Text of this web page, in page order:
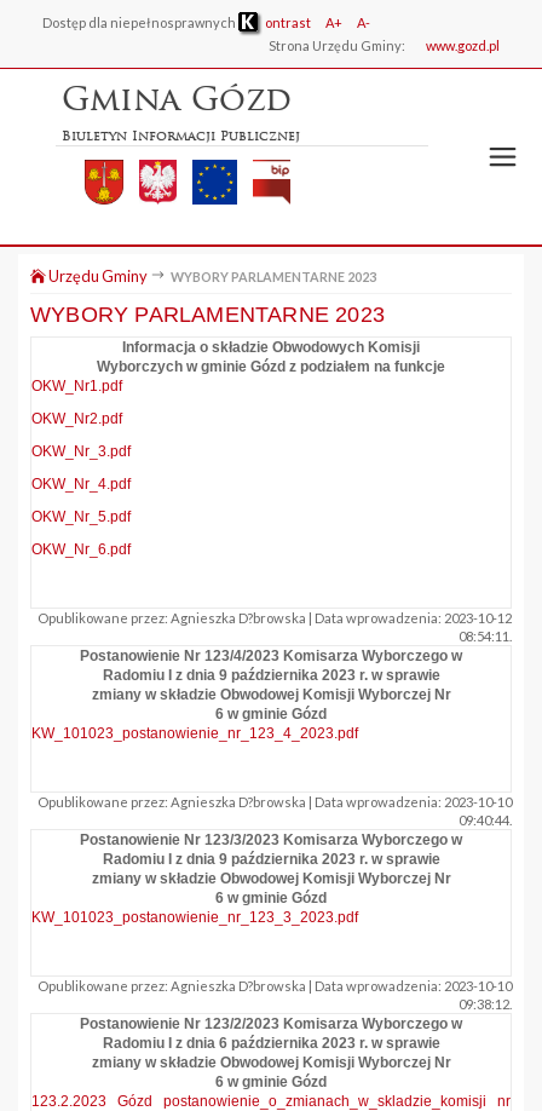
Dostęp dla niepełnosprawnych ontrast A+
A-
Strona Urzędu Gminy:
www.gozd.pl
Gmina Gózd
Biuletyn Informacji Publicznej
Urzędu Gminy WYBORY PARLAMENTARNE 2023
WYBORY PARLAMENTARNE 2023
Informacja o składzie Obwodowych Komisji
Wyborczych w gminie Gózd z podziałem na funkcje
OKW_Nr1.pdf
OKW_Nr2.pdf
OKW_Nr_3.pdf
OKW_Nr_4.pdf
OKW_Nr_5.pdf
OKW_Nr_6.pdf
Opublikowane przez: Agnieszka D?browska | Data wprowadzenia: 2023-10-12
08:54:11.
Postanowienie Nr 123/4/2023 Komisarza Wyborczego w
Radomiu I z dnia 9 października 2023 r. w sprawie
zmiany w składzie Obwodowej Komisji Wyborczej Nr
6 w gminie Gózd
KW_101023_postanowienie_nr_123_4_2023.pdf
Opublikowane przez: Agnieszka D?browska | Data wprowadzenia: 2023-10-10
09:40:44.
Postanowienie Nr 123/3/2023 Komisarza Wyborczego w
Radomiu I z dnia 9 października 2023 r. w sprawie
zmiany w składzie Obwodowej Komisji Wyborczej Nr
6 w gminie Gózd
KW_101023_postanowienie_nr_123_3_2023.pdf
Opublikowane przez: Agnieszka D?browska | Data wprowadzenia: 2023-10-10
09:38:12.
Postanowienie Nr 123/2/2023 Komisarza Wyborczego w
Radomiu I z dnia 6 października 2023 r. w sprawie
zmiany w składzie Obwodowej Komisji Wyborczej Nr
6 w gminie Gózd
123.2.2023 Gózd postanowienie_o_zmianach_w_skladzie_komisji nr